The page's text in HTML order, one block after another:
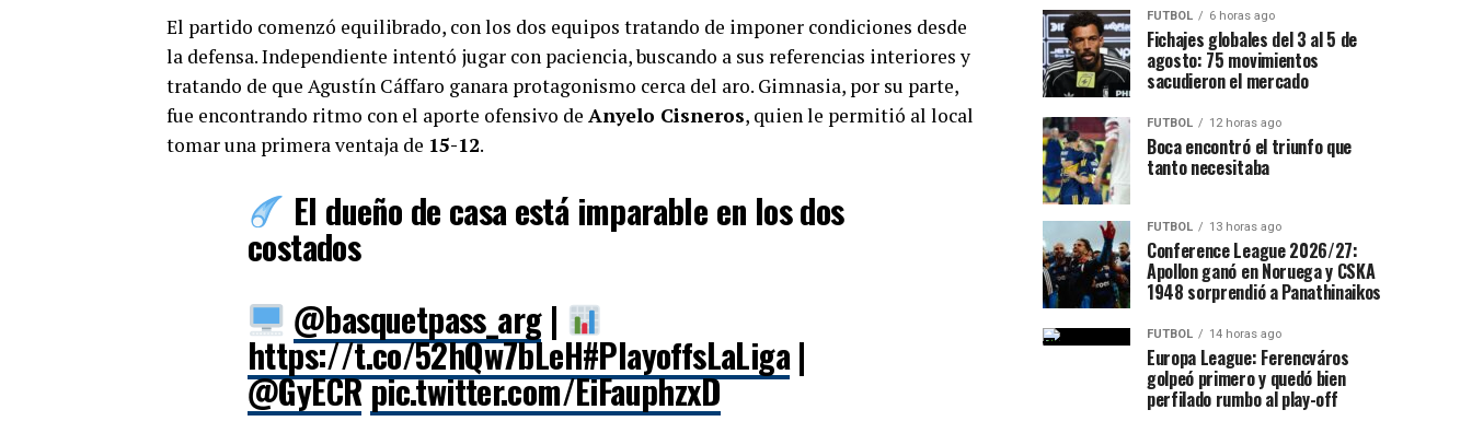
El partido comenzó equilibrado, con los dos equipos tratando de imponer condiciones desde
la defensa. Independiente intentó jugar con paciencia, buscando a sus referencias interiores y
tratando de que Agustín Cáffaro ganara protagonismo cerca del aro. Gimnasia, por su parte,
fue encontrando ritmo con el aporte ofensivo de Anyelo Cisneros, quien le permitió al local
tomar una primera ventaja de 15-12.
El dueño de casa está imparable en los dos
costados
@basquetpass_arg|
https://t.co/52hQw7bLeH#PlayoffsLaLiga|
@GyECRpic.twitter.com/EiFauphzxD
FUTBOL 6 horas ago
Fichajes globales del 3 al 5 de
agosto: 75 movimientos
sacudieron el mercado
FUTBOL 12 horas ago
Boca encontró el triunfo que
tanto necesitaba
FUTBOL 13 horas ago
Conference League 2026/27:
Apollon ganó en Noruega y CSKA
1948 sorprendió a Panathinaikos
FUTBOL 14 horas ago
Europa League: Ferencváros
golpeó primero y quedó bien
perfilado rumbo al play-off